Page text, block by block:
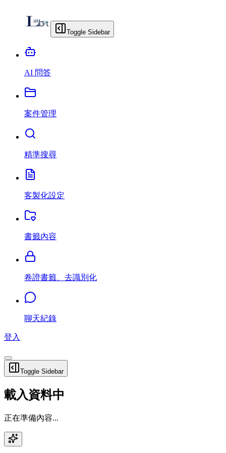
Toggle Sidebar
AI 問答
案件管理
精準搜尋
客製化設定
書籤內容
卷證書籤、去識別化
聊天紀錄
登入
Toggle Sidebar
載入資料中
正在準備內容...